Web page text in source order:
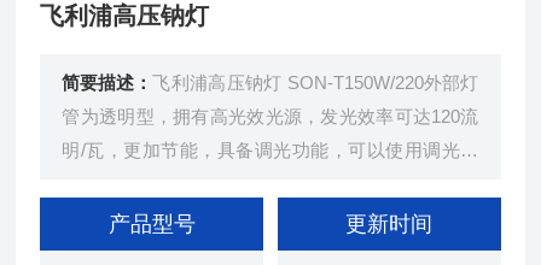
飞利浦高压钠灯
简要描述：飞利浦高压钠灯 SON-T150W/220外部灯
管为透明型，拥有高光效光源，发光效率可达120流
明/瓦，更加节能，具备调光功能，可以使用调光镇
产品型号 更新时间